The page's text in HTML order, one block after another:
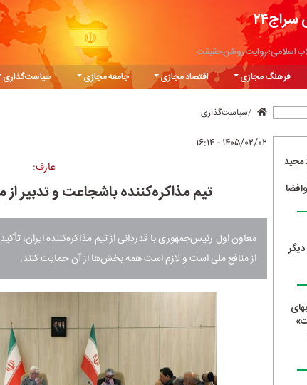
اسلامی؛ روایت روشن حقیقت
فرهنگ مجازی اقتصاد مجازی جامعه مجازی سیاست‌گذاری
مجید
دیگر
سیاست‌گذاری
۱۴۰۵/۰۲/۰۲ - ۱۶:۱۴
عارف:
تیم مذاکره‌کننده باشجاعت و تدبیر
معاون اول رئیس‌جمهوری با قدردانی از تیم مذاکره‌کننده ایران،
از منافع ملی است و لازم است همه بخش‌ها از آن حمایت کنند.